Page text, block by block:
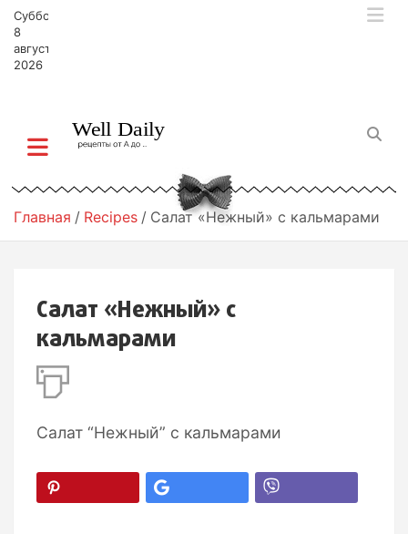
Суббота,
8
августа,
2026
Главная Recipes Салат «Нежный» с кальмарами
Салат «Нежный» с
кальмарами
Салат “Нежный” с кальмарами